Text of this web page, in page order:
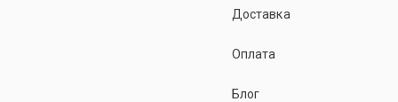
Доставка
Оплата
Блог